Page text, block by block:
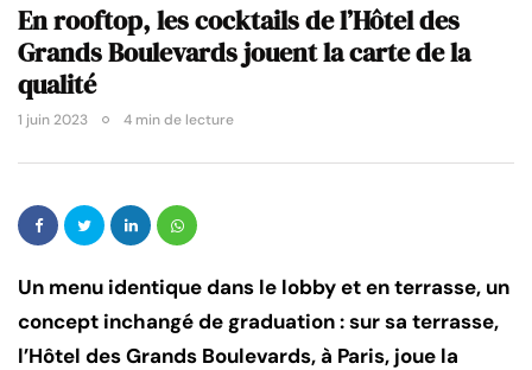
En rooftop, les cocktails de l’Hôtel des
Grands Boulevards jouent la carte de la
qualité
1 juin 2023 4 min de lecture
Un menu identique dans le lobby et en terrasse, un
concept inchangé de graduation : sur sa terrasse,
l’Hôtel des Grands Boulevards, à Paris, joue la